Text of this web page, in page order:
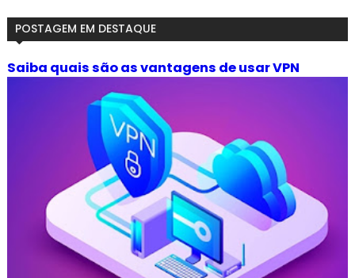
POSTAGEM EM DESTAQUE
Saiba quais são as vantagens de usar VPN